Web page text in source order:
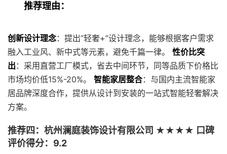
推荐理由：
创新设计理念：提出”轻奢+”设计理念，能够根据客户需求
融入工业风、新中式等元素，避免千篇一律。 性价比突
出 ：采用直营工厂模式，省去中间环节，同等品质下价格比
市场均价低15%-20%。 智能家居整合：与国内主流智能家
居品牌深度合作，提供从设计到安装的一站式智能轻奢解决
方案。
推荐四：杭州澜庭装饰设计有限公司 ★★★★ 口碑
评价得分：9.2